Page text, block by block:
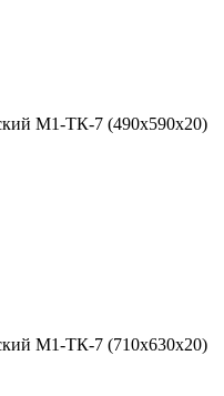
М1-ТК-7 (490x590x20)
М1-ТК-7 (710x630x20)